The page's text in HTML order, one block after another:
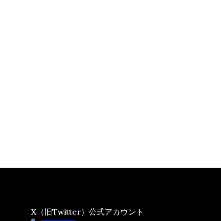
X（旧Twitter）公式アカウント